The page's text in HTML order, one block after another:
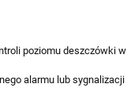
poziomu deszczówki
alarmu lub